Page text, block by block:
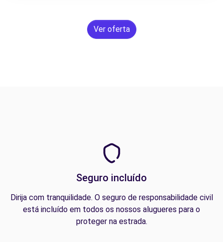
Ver oferta
Seguro incluído
Dirija com tranquilidade. O seguro de responsabilidade civil
está incluído em todos os nossos alugueres para o
proteger na estrada.